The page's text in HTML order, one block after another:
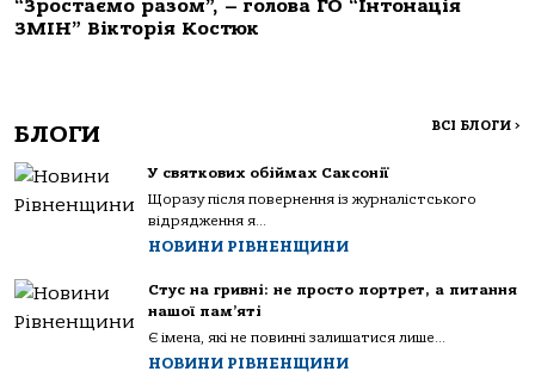
“Зростаємо разом”, – голова ГО “Інтонація
ЗМІН” Вікторія Костюк
БЛОГИ ВСІ БЛОГИ >
У святкових обіймах Саксонії
Щоразу після повернення із журналістського
відрядження я...
НОВИНИ РІВНЕНЩИНИ
Стус на гривні: не просто портрет, а питання
нашої пам’яті
Є імена, які не повинні залишатися лише...
НОВИНИ РІВНЕНЩИНИ